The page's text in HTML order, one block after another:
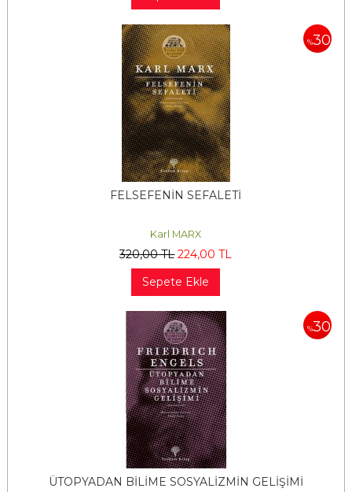
%30
FELSEFENİN SEFALETİ
Karl MARX
320,00TL 224,00 TL
Sepete Ekle
%30
ÜTOPYADAN BİLİME SOSYALİZMİN GELİŞİMİ